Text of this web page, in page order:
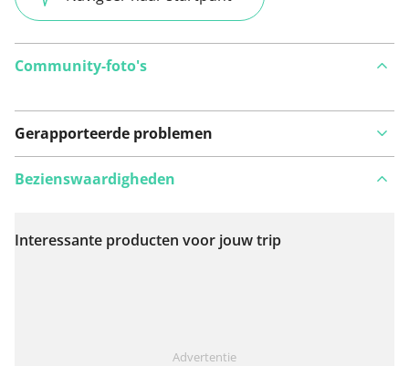
Community-foto's
Gerapporteerde problemen
Bekijk op kaart
Bezienswaardigheden
Interessante producten voor jouw trip
Advertentie